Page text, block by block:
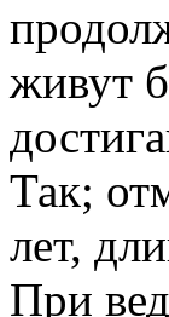
живут
Так;
лет,
При